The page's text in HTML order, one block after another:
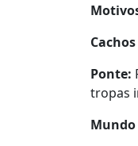
Ponte:
tropas